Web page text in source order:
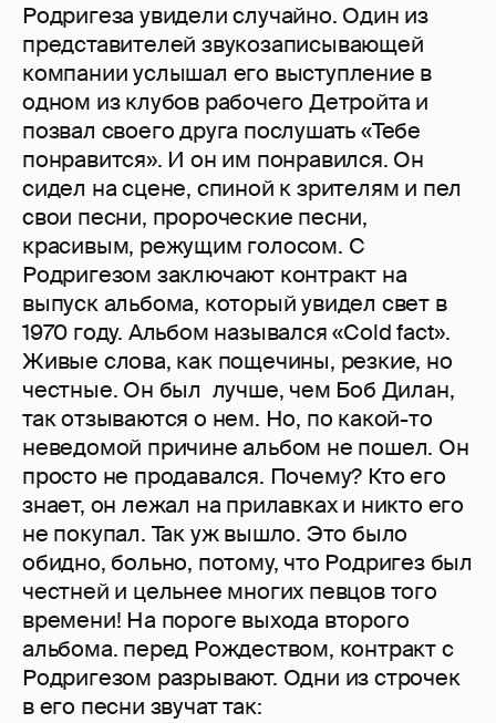
Родригеза увидели случайно. Один из
представителей звукозаписывающей
компании услышал его выступление в
одном из клубов рабочего Детройта и
позвал своего друга послушать «Тебе
понравится». И он им понравился. Он
сидел на сцене, спиной к зрителям и пел
свои песни, пророческие песни,
красивым, режущим голосом. С
Родригезом заключают контракт на
выпуск альбома, который увидел свет в
1970 году. Альбом назывался «Cold fact».
Живые слова, как пощечины, резкие, но
честные. Он был лучше, чем Боб Дилан,
так отзываются о нем. Но, по какой-то
неведомой причине альбом не пошел. Он
просто не продавался. Почему? Кто его
знает, он лежал на прилавках и никто его
не покупал. Так уж вышло. Это было
обидно, больно, потому, что Родригез был
честней и цельнее многих певцов того
времени! На пороге выхода второго
альбома. перед Рождеством, контракт с
Родригезом разрывают. Одни из строчек
в его песни звучат так: